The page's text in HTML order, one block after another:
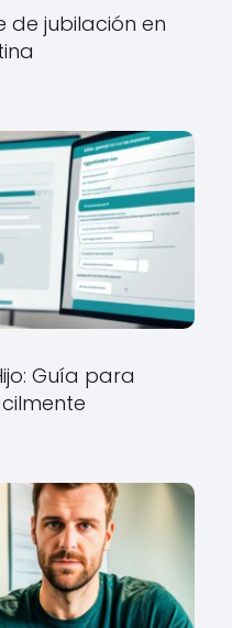
de jubilación en
Guía para